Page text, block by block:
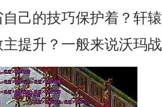
己的技巧保护着？轩
主提升？一般来说沃玛